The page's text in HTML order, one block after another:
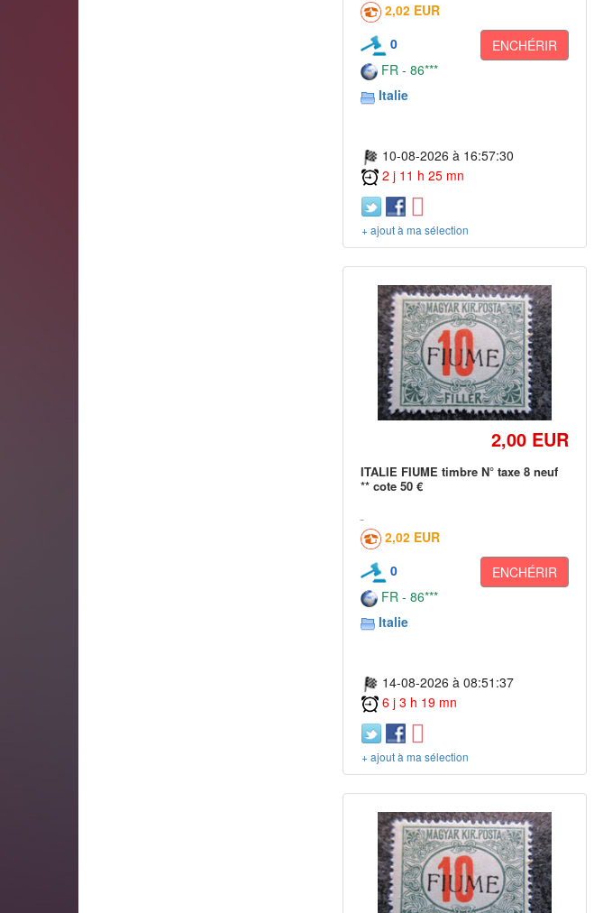
2,02 EUR
0
ENCHÉRIR
FR - 86***
Italie
10-08-2026 à 16:57:30
2 j 11 h 25 mn
+ ajout à ma sélection
2,00 EUR
ITALIE FIUME timbre N° taxe 8 neuf
** cote 50 €
2,02 EUR
0
ENCHÉRIR
FR - 86***
Italie
14-08-2026 à 08:51:37
6 j 3 h 19 mn
+ ajout à ma sélection